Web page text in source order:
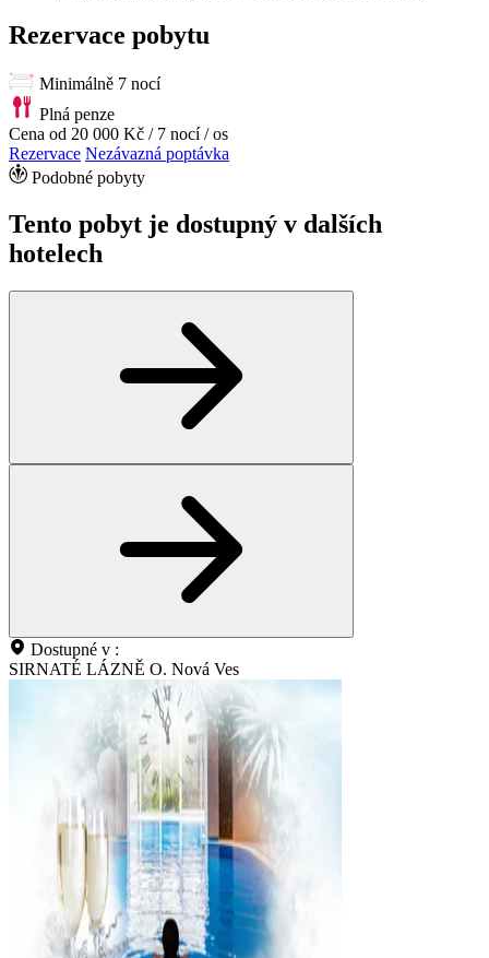
Rezervace pobytu
Minimálně 7 nocí
Plná penze
Cena od 20 000 Kč / 7 nocí / os
Rezervace Nezávazná poptávka
Podobné pobyty
Tento pobyt je dostupný v dalších
hotelech
Dostupné v :
SIRNATÉ LÁZNĚ O. Nová Ves